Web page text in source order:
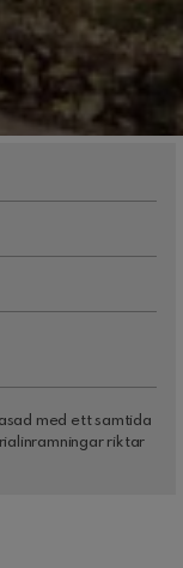
med ett samtida
riktar